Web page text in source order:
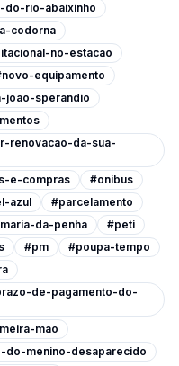
do-rio-abaixinho
codorna
no-estacao
equipamento
joao-sperandio
renovacao-da-sua-
e-compras
#onibus
azul
#parcelamento
da-penha
#peti
#pm
#poupa-tempo
de-pagamento-do-
mao
menino-desaparecido